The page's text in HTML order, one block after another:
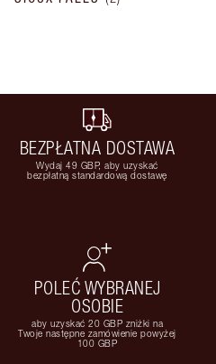
BEZPŁATNA DOSTAWA
Wydaj 49 GBP, aby uzyskać
bezpłatną standardową dostawę
POLEĆ WYBRANEJ
OSOBIE
aby uzyskać 20 GBP zniżki na
Twoje następne zamówienie powyżej
100 GBP